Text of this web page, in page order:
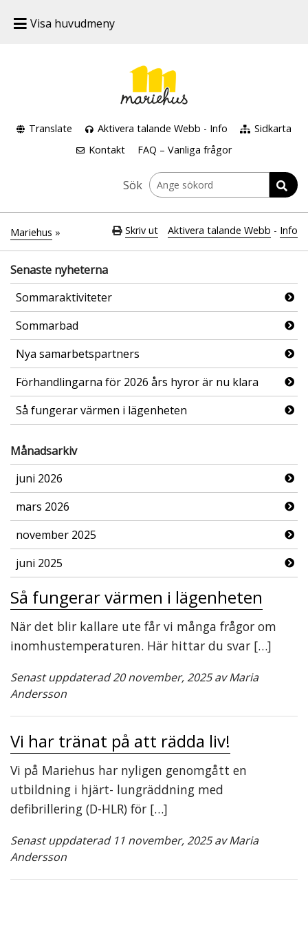
Visa huvudmeny
Translate Aktivera talande Webb - Info
Sidkarta
Kontakt
FAQ – Vanliga frågor
Sök
Mariehus » Skriv ut Aktivera talande Webb - Info
Senaste nyheterna
Sommaraktiviteter
Sommarbad
Nya samarbetspartners
Förhandlingarna för 2026 års hyror är nu klara
Så fungerar värmen i lägenheten
Månadsarkiv
juni 2026
mars 2026
november 2025
juni 2025
Så fungerar värmen i lägenheten
När det blir kallare ute får vi många frågor om
inomhustemperaturen. Här hittar du svar […]
Senast uppdaterad 20 november, 2025 av Maria
Andersson
Vi har tränat på att rädda liv!
Vi på Mariehus har nyligen genomgått en
utbildning i hjärt- lungräddning med
defibrillering (D-HLR) för […]
Senast uppdaterad 11 november, 2025 av Maria
Andersson